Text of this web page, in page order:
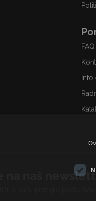
FAQ
Info
na naš